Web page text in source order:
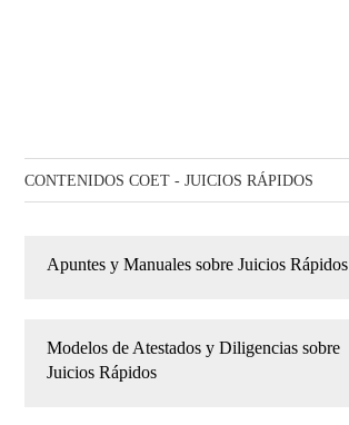
CONTENIDOS COET - JUICIOS RÁPIDOS
Apuntes y Manuales sobre Juicios Rápidos
Modelos de Atestados y Diligencias sobre
Juicios Rápidos